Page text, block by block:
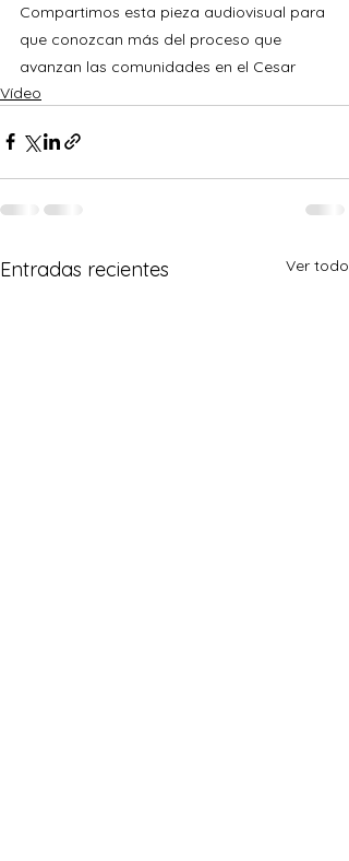
Compartimos esta pieza audiovisual para
que conozcan más del proceso que
avanzan las comunidades en el Cesar
Vídeo
Entradas recientes Ver todo